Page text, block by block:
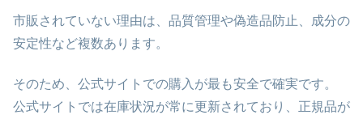
市販されていない理由は、品質管理や偽造品防止、成分の
安定性など複数あります。
そのため、公式サイトでの購入が最も安全で確実です。
公式サイトでは在庫状況が常に更新されており、正規品が